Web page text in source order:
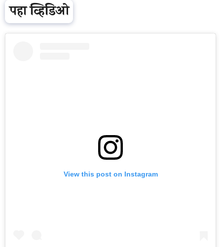
पहा व्हिडिओ
View this post on Instagram